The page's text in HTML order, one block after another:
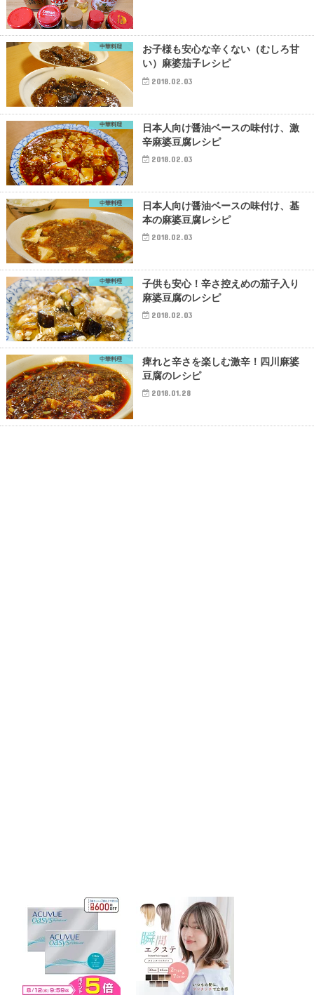
中華料理
お子様も安心な辛くない（むしろ甘
い）麻婆茄子レシピ
2018.02.03
中華料理
日本人向け醤油ベースの味付け、激
辛麻婆豆腐レシピ
2018.02.03
中華料理
日本人向け醤油ベースの味付け、基
本の麻婆豆腐レシピ
2018.02.03
中華料理
子供も安心！辛さ控えめの茄子入り
麻婆豆腐のレシピ
2018.02.03
中華料理
痺れと辛さを楽しむ激辛！四川麻婆
豆腐のレシピ
2018.01.28